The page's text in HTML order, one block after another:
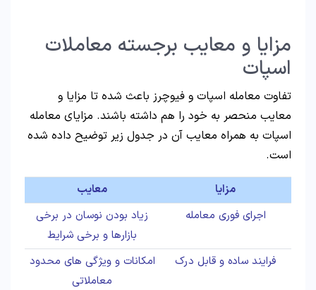
مزایا و معایب برجسته معاملات
اسپات
تفاوت معامله اسپات و فیوچرز باعث شده تا مزایا و
معایب منحصر به خود را هم داشته باشند. مزایای معامله
اسپات به همراه معایب آن در جدول زیر توضیح داده شده
است.
مزایا
معایب
اجرای فوری معامله
زیاد بودن نوسان در برخی
بازارها و برخی شرایط
فرایند ساده و قابل درک
امکانات و ویژگی های محدود
معاملاتی